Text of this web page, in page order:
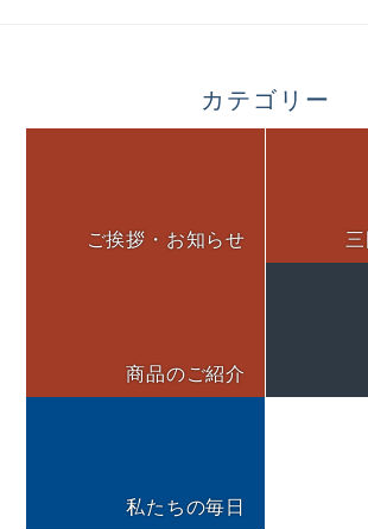
カテゴリー
ご挨拶・お知らせ
商品のご紹介
私たちの毎日